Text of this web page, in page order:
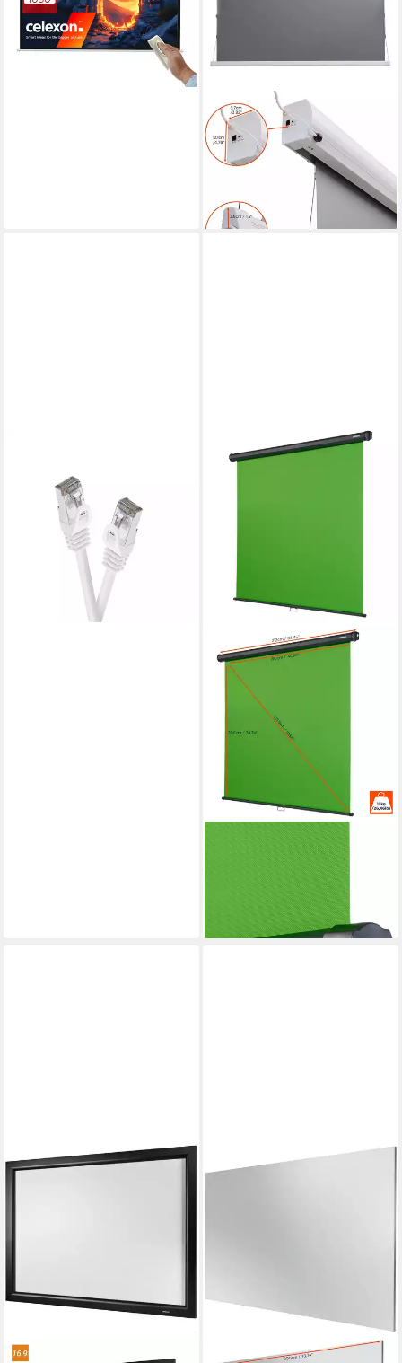
CELEXON
HomeCinema Tension
Dynamic Slate ALR
Motorleinwand
lieferbar - in 2-3 Werktagen bei dir
LAN-Kabel, (1000 cm), 10,0m,
lieferbar - in 2-3 Werktagen bei dir
CELEXON
Chroma Key Green Screen
Rolloleinwand
139,99 €
lieferbar - in 2-3 Werktagen bei dir